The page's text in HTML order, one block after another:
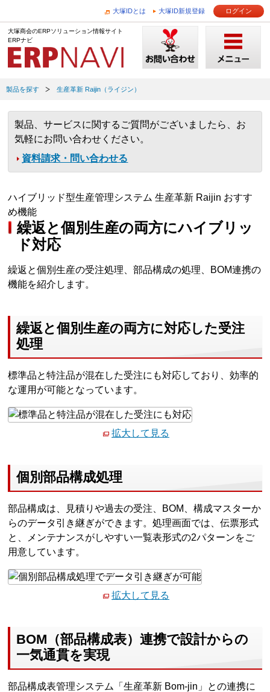
大塚IDとは 大塚ID新規登録 ログイン
大塚商会のERPソリューション情報サイト
ERPナビ
製品を探す 生産革新 Raijin（ライジン）
製品、サービスに関するご質問がございましたら、お
気軽にお問い合わせください。
資料請求・問い合わせる
ハイブリッド型生産管理システム 生産革新 Raijin おすす
め機能
繰返と個別生産の両方にハイブリッ
ド対応
繰返と個別生産の受注処理、部品構成の処理、BOM連携の
機能を紹介します。
繰返と個別生産の両方に対応した受注
処理
標準品と特注品が混在した受注にも対応しており、効率的
な運用が可能となっています。
拡大して見る
個別部品構成処理
部品構成は、見積りや過去の受注、BOM、構成マスターか
らのデータ引き継ぎができます。処理画面では、伝票形式
と、メンテナンスがしやすい一覧表形式の2パターンをご
用意しています。
拡大して見る
BOM（部品構成表）連携で設計からの
一気通貫を実現
部品構成表管理システム「生産革新 Bom-jin」との連携に